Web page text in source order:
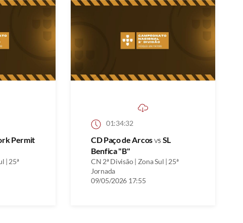
Permit
| 25ª
01:34:32
CD Paço de Arcosvs SL
Benfica "B"
CN 2ª Divisão | Zona Sul | 25ª
Jornada
09/05/2026 17:55